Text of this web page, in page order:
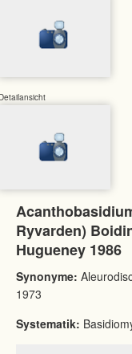
Ryvarden)
Hugueney 1986
Synonyme:
1973
Systematik: